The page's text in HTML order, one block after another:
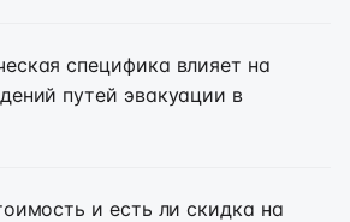
специфика влияет на
путей эвакуации в
и есть ли скидка на